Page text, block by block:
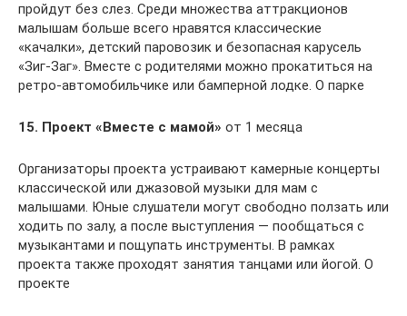
пройдут без слез. Среди множества аттракционов
малышам больше всего нравятся классические
«качалки», детский паровозик и безопасная карусель
«Зиг-Заг». Вместе с родителями можно прокатиться на
ретро-автомобильчике или бамперной лодке. О парке
15. Проект «Вместе с мамой» от 1 месяца
Организаторы проекта устраивают камерные концерты
классической или джазовой музыки для мам с
малышами. Юные слушатели могут свободно ползать или
ходить по залу, а после выступления — пообщаться с
музыкантами и пощупать инструменты. В рамках
проекта также проходят занятия танцами или йогой. О
проекте